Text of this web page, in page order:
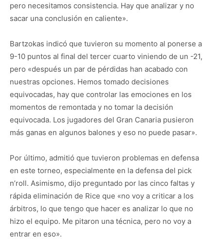
pero necesitamos consistencia. Hay que analizar y no
sacar una conclusión en caliente».
Bartzokas indicó que tuvieron su momento al ponerse a
9-10 puntos al final del tercer cuarto viniendo de un -21,
pero «después un par de pérdidas han acabado con
nuestras opciones. Hemos tomado decisiones
equivocadas, hay que controlar las emociones en los
momentos de remontada y no tomar la decisión
equivocada. Los jugadores del Gran Canaria pusieron
más ganas en algunos balones y eso no puede pasar».
Por último, admitió que tuvieron problemas en defensa
en este torneo, especialmente en la defensa del pick
n’roll. Asimismo, dijo preguntado por las cinco faltas y
rápida eliminación de Rice que «no voy a criticar a los
árbitros, lo que tengo que hacer es analizar lo que no
hizo el equipo. Me pitaron una técnica, pero no voy a
entrar en eso».